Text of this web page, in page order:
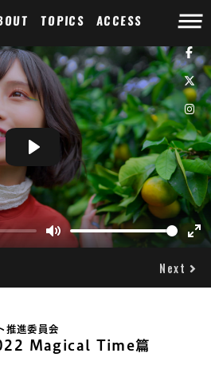
TOPICS ACCESS
Mute
Play
Next
推進委員会
Magical Time篇